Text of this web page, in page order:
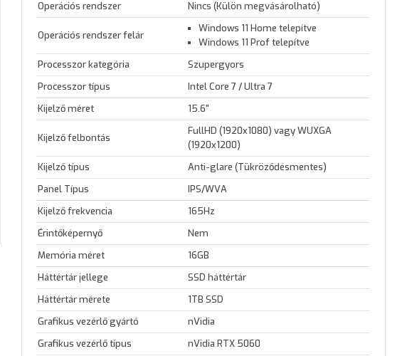
Operációs rendszer
Nincs (Külön megvásárolható)
Operációs rendszer felár
Windows 11 Home telepítve
Windows 11 Prof telepítve
Processzor kategória
Szupergyors
Processzor típus
Intel Core 7 / Ultra 7
Kijelző méret
15.6"
Kijelző felbontás
FullHD (1920x1080) vagy WUXGA
(1920x1200)
Kijelző típus
Anti-glare (Tükröződésmentes)
Panel Típus
IPS/WVA
Kijelző frekvencia
165Hz
Érintőképernyő
Nem
Memória méret
16GB
Háttértár jellege
SSD háttértár
Háttértár mérete
1TB SSD
Grafikus vezérlő gyártó
nVidia
Grafikus vezérlő típus
nVidia RTX 5060